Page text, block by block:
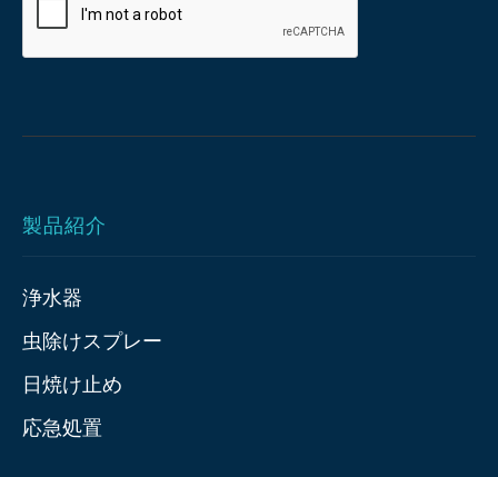
製品紹介
浄水器
虫除けスプレー
日焼け止め
応急処置